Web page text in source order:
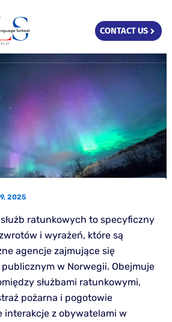
CONTACT US
2025
ratunkowych to specyficzny
i wyrażeń, które są
agencje zajmujące się
w Norwegii. Obejmuje
służbami ratunkowymi,
pożarna i pogotowie
interakcje z obywatelami w